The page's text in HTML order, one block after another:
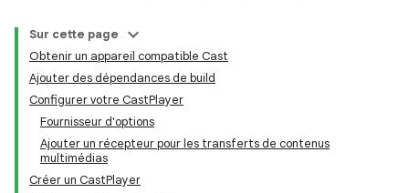
Sur cette page
Obtenir un appareil compatible Cast
Ajouter des dépendances de build
Configurer votre CastPlayer
Fournisseur d'options
Ajouter un récepteur pour les transferts de contenus
multimédias
Créer un CastPlayer